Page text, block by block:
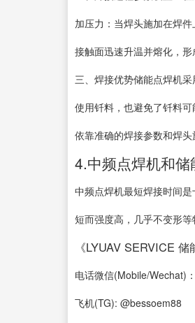
加压力：当焊头施加在焊
接触面迅速升温并熔化，
三、焊接优势储能点焊机
使用钎料，也避免了钎料
依靠准确的焊接参数和焊头
4.中频点焊机和
中频点焊机最短焊接时间
短而强度高，几乎不变形
《LYUAV SERVICE
电话微信(Mobile/Wechat)：
飞机(TG): @bessoem88